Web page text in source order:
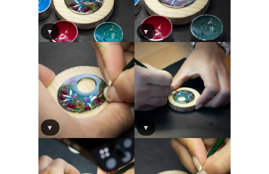
▼ ▼
▼ ▼